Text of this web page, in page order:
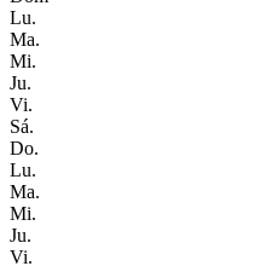
Lu.
Ma.
Mi.
Ju.
Vi.
Sá.
Do.
Lu.
Ma.
Mi.
Ju.
Vi.